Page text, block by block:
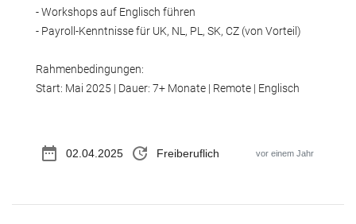
- Workshops auf Englisch führen
- Payroll-Kenntnisse für UK, NL, PL, SK, CZ (von Vorteil)
Rahmenbedingungen:
Start: Mai 2025 | Dauer: 7+ Monate | Remote | Englisch
date_range 02.04.2025 update Freiberuflich vor einem Jahr